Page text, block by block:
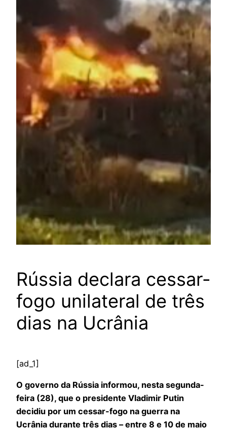
Rússia declara cessar-
fogo unilateral de três
dias na Ucrânia
[ad_1]
O governo da Rússia informou, nesta segunda-
feira (28), que o presidente Vladimir Putin
decidiu por um cessar-fogo na guerra na
Ucrânia durante três dias – entre 8 e 10 de maio